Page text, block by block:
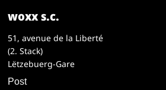
woxx s.c.
51, avenue de la Liberté
(2. Stack)
Lëtzebuerg-Gare
Post